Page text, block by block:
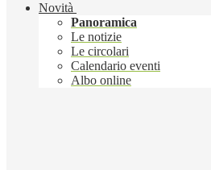
Novità
Panoramica
Le notizie
Le circolari
Calendario eventi
Albo online